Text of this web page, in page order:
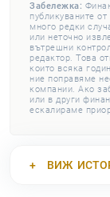
Забележка:
публикуваните
много редки
или неточно
вътрешни
редактор. Това
които всяка
ние поправяме
компании. Ако
или в други
ескалираме
ВИЖ